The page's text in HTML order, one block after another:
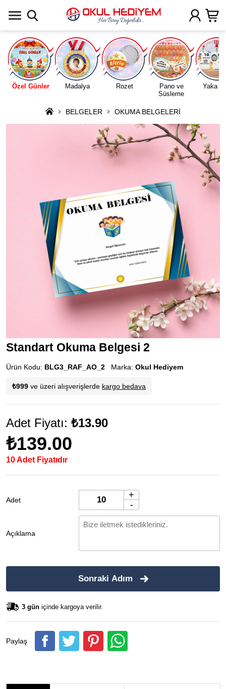
Özel Günler Madalya Rozet
Pano ve
Süsleme
Yaka
BELGELER OKUMA BELGELERİ
Standart Okuma Belgesi 2
Ürün Kodu: BLG3_RAF_AO_2 Marka: Okul Hediyem
₺999 ve üzeri alışverişlerde kargo bedava
Adet Fiyatı: ₺13.90
₺139.00
10 Adet Fiyatıdır
Adet
+
-
Açıklama
Sonraki Adım
3 gün içinde kargoya verilir.
Paylaş
Uygulamada Aç